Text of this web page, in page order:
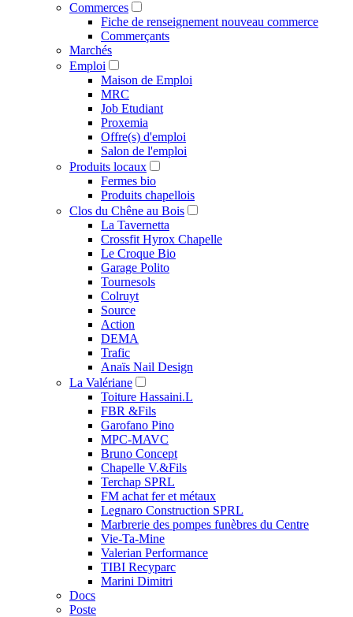
Commerces
Fiche de renseignement nouveau commerce
Commerçants
Marchés
Emploi
Maison de Emploi
MRC
Job Etudiant
Proxemia
Offre(s) d'emploi
Salon de l'emploi
Produits locaux
Fermes bio
Produits chapellois
Clos du Chêne au Bois
La Tavernetta
Crossfit Hyrox Chapelle
Le Croque Bio
Garage Polito
Tournesols
Colruyt
Source
Action
DEMA
Trafic
Anaïs Nail Design
La Valériane
Toiture Hassaini.L
FBR &Fils
Garofano Pino
MPC-MAVC
Bruno Concept
Chapelle V.&Fils
Terchap SPRL
FM achat fer et métaux
Legnaro Construction SPRL
Marbrerie des pompes funèbres du Centre
Vie-Ta-Mine
Valerian Performance
TIBI Recyparc
Marini Dimitri
Docs
Poste